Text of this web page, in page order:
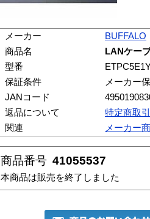
メーカー
BUFFALO
商品名
LANケー
型番
保証条件
メーカー
JANコード
返品について
特定商取
関連
メーカー
商品番号 41055537
本商品は販売を終了しました